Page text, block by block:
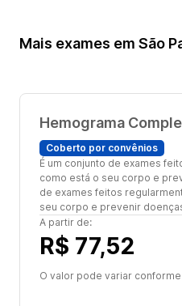
Mais exames em São
Hemograma
Coberto por convênios
É um conjunto de exames
como está o seu corpo e
de exames feitos
seu corpo e prevenir
A partir de:
R$ 77,52
O valor pode variar